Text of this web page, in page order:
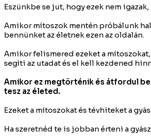
Eszünkbe se jut, hogy ezek nem
Amikor mítoszok mentén próbálunk
bennünket az életnek ezen az oldalán.
Amikor felismered ezeket a
segíti az utadat és el kell kezdened
Amikor ez megtörténik és átfordul
tesz az életed.
Ezeket a mítoszokat és tévhiteket a
Ha szeretnéd te is jobban érteni a